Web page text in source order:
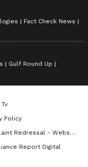
Fact Check News
Gulf Round Up
Policy
Redressal - Website
Report Digital